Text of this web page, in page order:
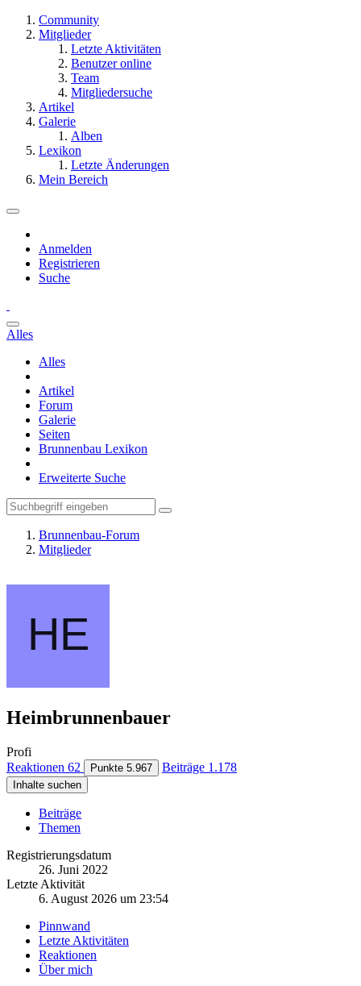
Community
Mitglieder
Letzte Aktivitäten
Benutzer online
Team
Mitgliedersuche
Artikel
Galerie
Alben
Lexikon
Letzte Änderungen
Mein Bereich
Anmelden
Registrieren
Suche
Alles
Alles
Artikel
Forum
Galerie
Seiten
Brunnenbau Lexikon
Erweiterte Suche
Brunnenbau-Forum
Mitglieder
Heimbrunnenbauer
Profi
Reaktionen 62 Punkte 5.967 Beiträge 1.178
Inhalte suchen
Beiträge
Themen
Registrierungsdatum
26. Juni 2022
Letzte Aktivität
6. August 2026 um 23:54
Pinnwand
Letzte Aktivitäten
Reaktionen
Über mich